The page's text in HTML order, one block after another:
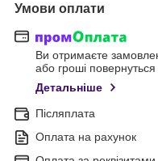
Умови оплати
Ви отримаєте
або гроші
Детальніше
Післяплата
Оплата на рахунок